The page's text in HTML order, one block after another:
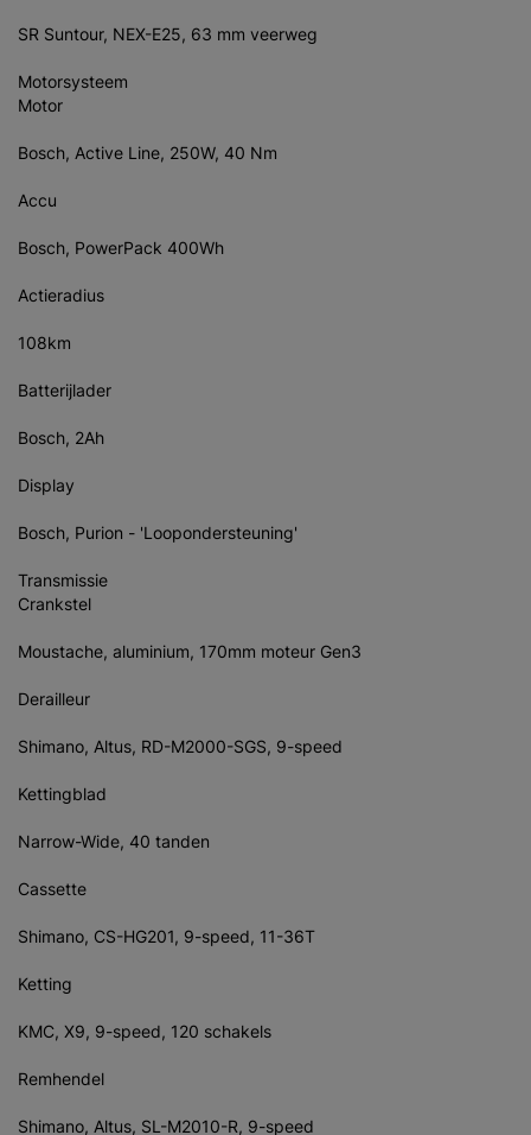
SR Suntour, NEX-E25, 63 mm veerweg
Motorsysteem
Motor
Bosch, Active Line, 250W, 40 Nm
Accu
Bosch, PowerPack 400Wh
Actieradius
108km
Batterijlader
Bosch, 2Ah
Display
Bosch, Purion - 'Loopondersteuning'
Transmissie
Crankstel
Moustache, aluminium, 170mm moteur Gen3
Derailleur
Shimano, Altus, RD-M2000-SGS, 9-speed
Kettingblad
Narrow-Wide, 40 tanden
Cassette
Shimano, CS-HG201, 9-speed, 11-36T
Ketting
KMC, X9, 9-speed, 120 schakels
Remhendel
Shimano, Altus, SL-M2010-R, 9-speed